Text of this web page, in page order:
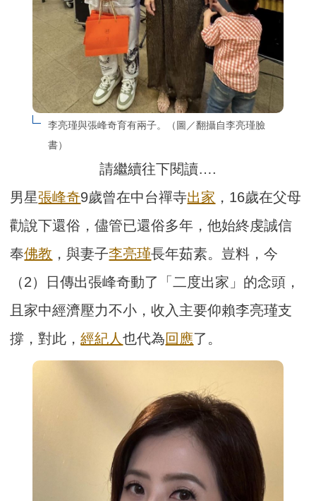
李亮瑾與張峰奇育有兩子。（圖／翻攝自李亮瑾臉
書）
請繼續往下閱讀….
男星張峰奇9歲曾在中台禪寺出家 ，16歲在父母
勸說下還俗，儘管已還俗多年，他始終虔誠信
奉佛教 ，與妻子李亮瑾長年茹素。豈料，今
（2）日傳出張峰奇動了「二度出家」的念頭，
且家中經濟壓力不小，收入主要仰賴李亮瑾支
撐，對此，經紀人也代為回應了。